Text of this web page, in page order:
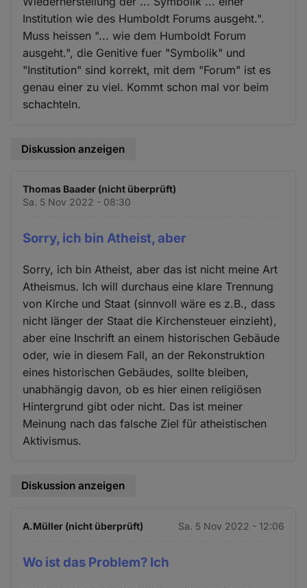
Institution wie des Humboldt Forums ausgeht.".
Muss heissen "... wie dem Humboldt Forum
ausgeht.", die Genitive fuer "Symbolik" und
"Institution" sind korrekt, mit dem "Forum" ist es
genau einer zu viel. Kommt schon mal vor beim
schachteln.
Diskussion anzeigen
Thomas Baader (nicht überprüft)
Sa. 5 Nov 2022 - 08:30
Sorry, ich bin Atheist, aber
Sorry, ich bin Atheist, aber das ist nicht meine Art
Atheismus. Ich will durchaus eine klare Trennung
von Kirche und Staat (sinnvoll wäre es z.B., dass
nicht länger der Staat die Kirchensteuer einzieht),
aber eine Inschrift an einem historischen Gebäude
oder, wie in diesem Fall, an der Rekonstruktion
eines historischen Gebäudes, sollte bleiben,
unabhängig davon, ob es hier einen religiösen
Hintergrund gibt oder nicht. Das ist meiner
Meinung nach das falsche Ziel für atheistischen
Aktivismus.
Diskussion anzeigen
A.Müller (nicht überprüft) Sa. 5 Nov 2022 - 12:06
Wo ist das Problem? Ich